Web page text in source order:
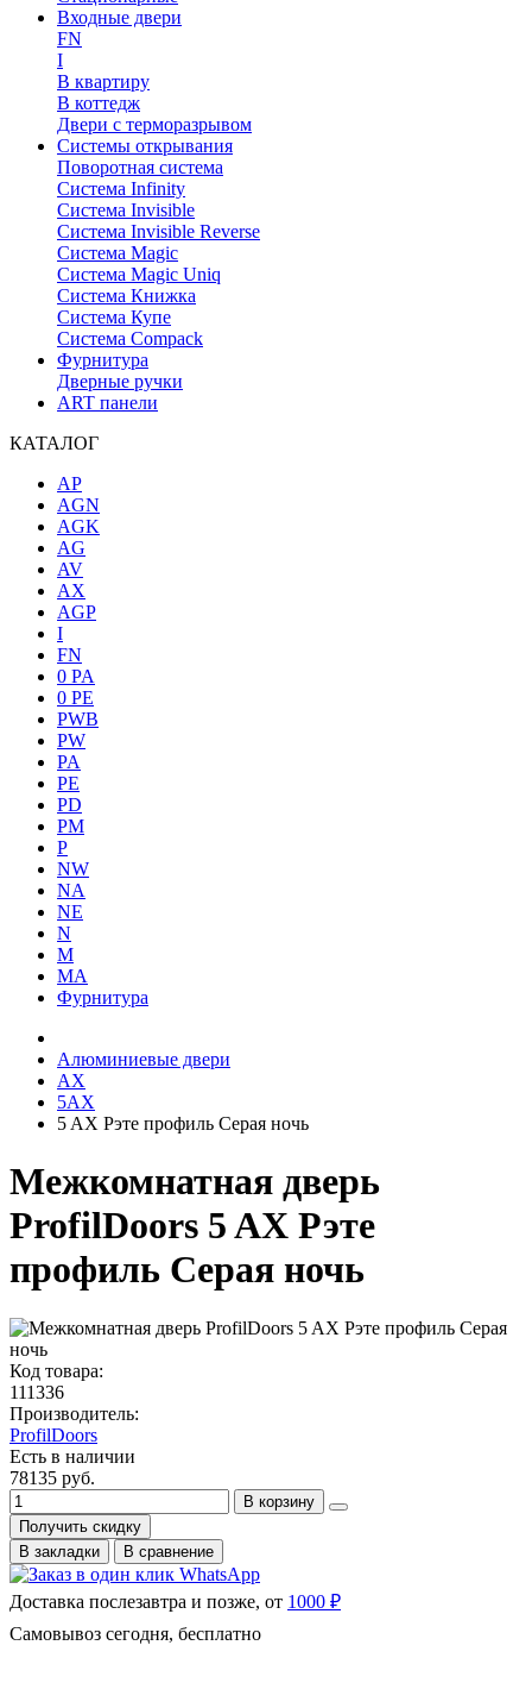
Входные двери
FN
I
В квартиру
В коттедж
Двери с терморазрывом
Системы открывания
Поворотная система
Система Infinity
Система Invisible
Система Invisible Reverse
Система Magic
Система Magic Uniq
Система Книжка
Система Купе
Система Compack
Фурнитура
Дверные ручки
ART панели
КАТАЛОГ
AP
AGN
AGK
AG
AV
AX
AGP
I
FN
0 PA
0 PE
PWB
PW
PA
PE
PD
PM
P
NW
NA
NE
N
M
MA
Фурнитура
Алюминиевые двери
AX
5AX
5 AX Рэте профиль Серая ночь
Межкомнатная дверь
ProfilDoors 5 AX Рэте
профиль Серая ночь
Код товара:
111336
Производитель:
ProfilDoors
Есть в наличии
78135 руб.
В корзину
Получить скидку
В закладки
В сравнение
Доставка послезавтра и позже, от 1000 ₽
Самовывоз сегодня, бесплатно